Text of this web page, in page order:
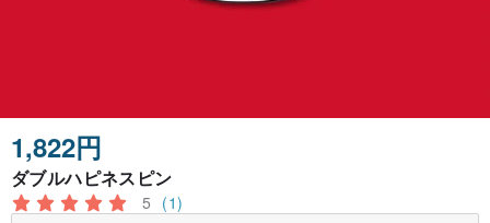
1,822円
ダブルハピネスピン
5 (1)